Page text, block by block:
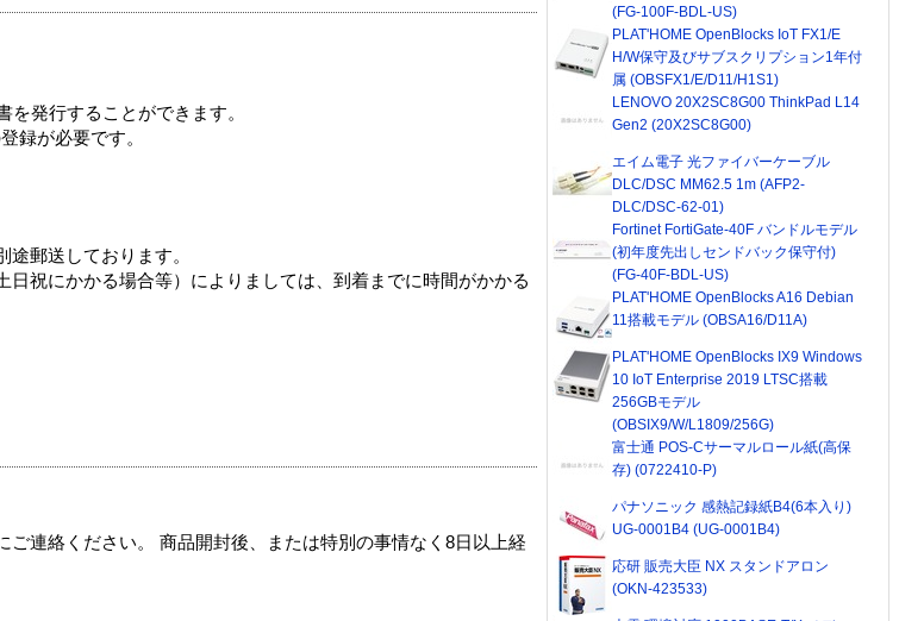
発行することができます。
録が必要です。
郵送しております。
祝にかかる場合等）によりましては、到着までに時間がかかる
連絡ください。 商品開封後、または特別の事情なく8日以上経
(FG-100F-BDL-US)
PLAT'HOME OpenBlocks IoT FX1/E
H/W保守及びサブスクリプション1年付
属 (OBSFX1/E/D11/H1S1)
LENOVO 20X2SC8G00 ThinkPad L14
Gen2 (20X2SC8G00)
エイム電子 光ファイバーケーブル
DLC/DSC MM62.5 1m (AFP2-
DLC/DSC-62-01)
Fortinet FortiGate-40F バンドルモデル
(初年度先出しセンドバック保守付)
(FG-40F-BDL-US)
PLAT'HOME OpenBlocks A16 Debian
11搭載モデル (OBSA16/D11A)
PLAT'HOME OpenBlocks IX9 Windows
10 IoT Enterprise 2019 LTSC搭載
256GBモデル
(OBSIX9/W/L1809/256G)
富士通 POS-Cサーマルロール紙(高保
存) (0722410-P)
パナソニック 感熱記録紙B4(6本入り)
UG-0001B4 (UG-0001B4)
応研 販売大臣 NX スタンドアロン
(OKN-423533)